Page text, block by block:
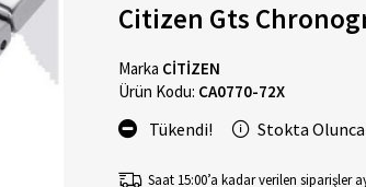
Citizen Gts
Marka CİTİZEN
Ürün Kodu: CA0770-72X
Tükendi! Stokta
Saat 15:00’a kadar verilen siparişler